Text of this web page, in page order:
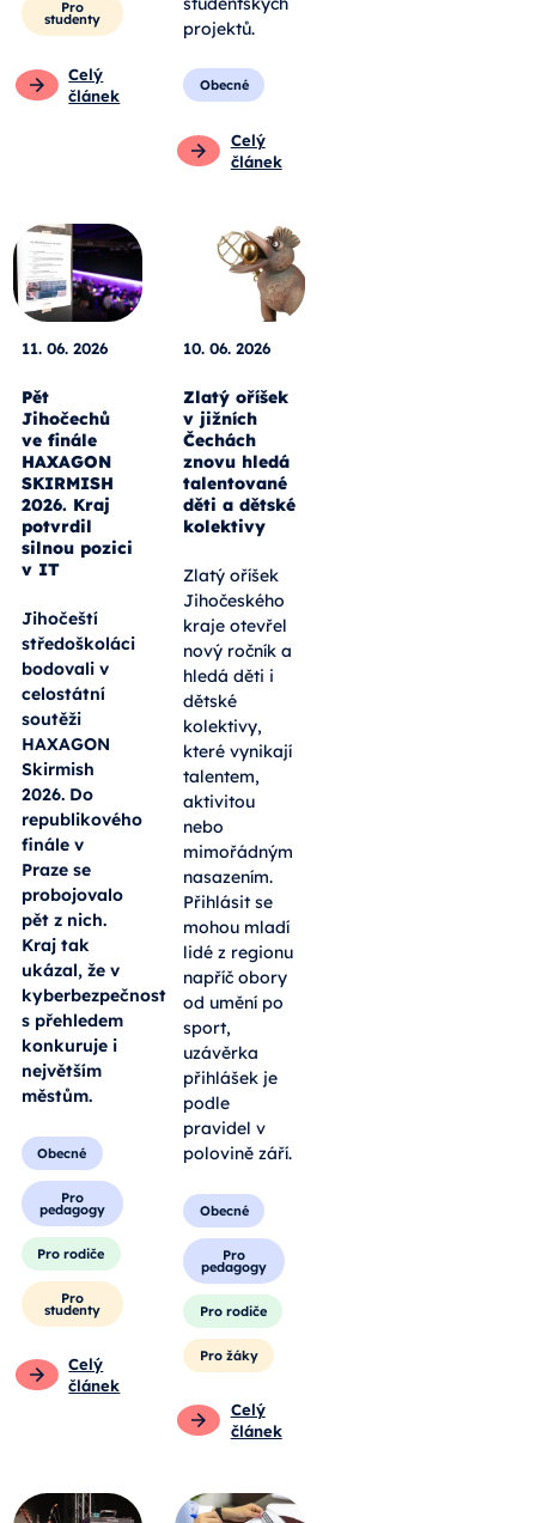
Pro
studenty
Celý
článek
projektů.
Obecné
Celý
článek
11. 06. 2026
Pět
Jihočechů
ve finále
HAXAGON
SKIRMISH
2026. Kraj
potvrdil
silnou pozici
v IT
Jihočeští
středoškoláci
bodovali v
celostátní
soutěži
HAXAGON
Skirmish
2026. Do
republikového
finále v
Praze se
probojovalo
pět z nich.
Kraj tak
ukázal, že v
kyberbezpečnosti
s přehledem
konkuruje i
největším
městům.
Obecné
Pro
pedagogy
Pro rodiče
Pro
studenty
Celý
článek
10. 06. 2026
Zlatý oříšek
v jižních
Čechách
znovu hledá
talentované
děti a dětské
kolektivy
Zlatý oříšek
Jihočeského
kraje otevřel
nový ročník a
hledá děti i
dětské
kolektivy,
které vynikají
talentem,
aktivitou
nebo
mimořádným
nasazením.
Přihlásit se
mohou mladí
lidé z regionu
napříč obory
od umění po
sport,
uzávěrka
přihlášek je
podle
pravidel v
polovině září.
Obecné
Pro
pedagogy
Pro rodiče
Pro žáky
Celý
článek